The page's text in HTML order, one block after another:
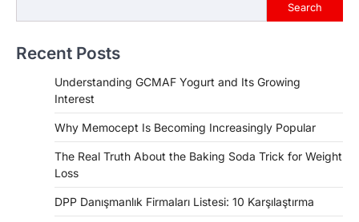
Search
Recent Posts
Understanding GCMAF Yogurt and Its Growing
Interest
Why Memocept Is Becoming Increasingly Popular
The Real Truth About the Baking Soda Trick for Weight
Loss
DPP Danışmanlık Firmaları Listesi: 10 Karşılaştırma